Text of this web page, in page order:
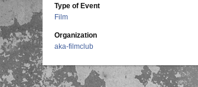
Type of Event
Film
Organization
aka-filmclub